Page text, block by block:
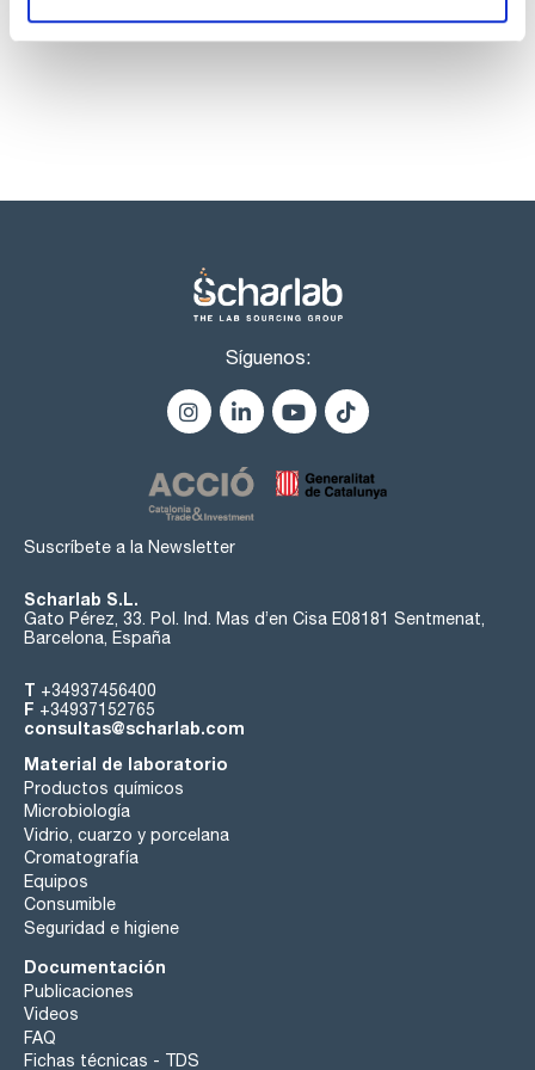
productos marca Scharlau habitualmente en stock,
listos para una entrega inmediata.
Síguenos:
Suscríbete a la Newsletter
Scharlab S.L.
Gato Pérez, 33. Pol. Ind. Mas d’en Cisa E08181 Sentmenat,
Barcelona, España
T +34937456400
F +34937152765
consultas@scharlab.com
Material de laboratorio
Productos químicos
Microbiología
Vidrio, cuarzo y porcelana
Cromatografía
Equipos
Consumible
Seguridad e higiene
Documentación
Publicaciones
Videos
FAQ
Fichas técnicas - TDS